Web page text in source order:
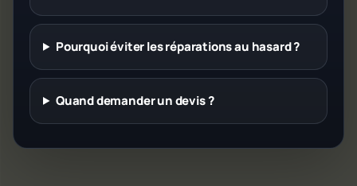
Pourquoi éviter les réparations au hasard ?
Quand demander un devis ?